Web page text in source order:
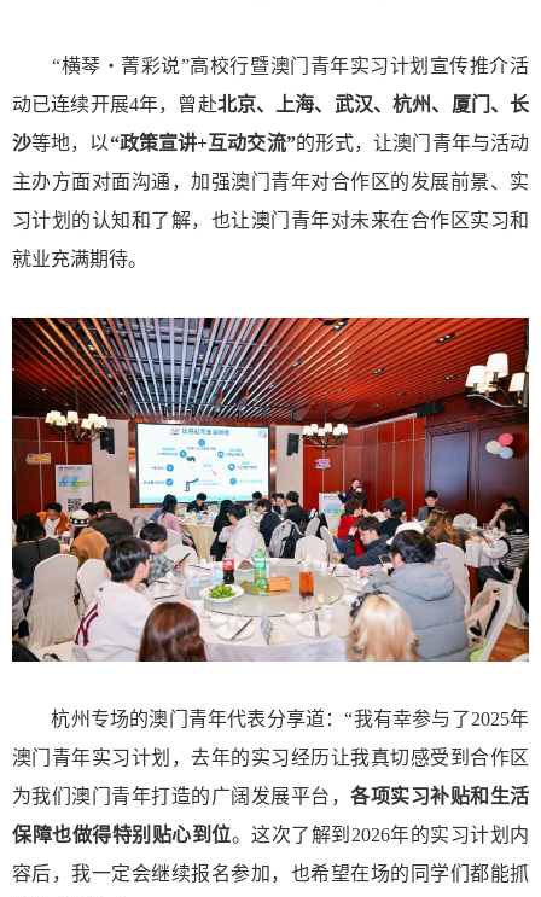
“横琴・菁彩说”高校行暨澳门青年实习计划宣传推介活
动已连续开展4年，曾赴北京、上海、武汉、杭州、厦门、长
沙等地，以“政策宣讲+互动交流”的形式，让澳门青年与活动
主办方面对面沟通，加强澳门青年对合作区的发展前景、实
习计划的认知和了解，也让澳门青年对未来在合作区实习和
就业充满期待。
杭州专场的澳门青年代表分享道：“我有幸参与了2025年
澳门青年实习计划，去年的实习经历让我真切感受到合作区
为我们澳门青年打造的广阔发展平台，各项实习补贴和生活
保障也做得特别贴心到位。这次了解到2026年的实习计划内
容后，我一定会继续报名参加，也希望在场的同学们都能抓